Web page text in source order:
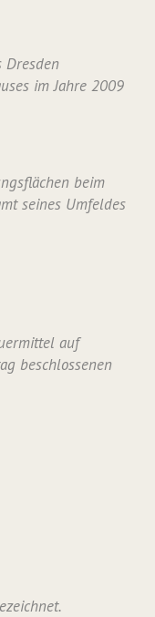
im Jahre 2009
beim
seines Umfeldes
auf
beschlossenen